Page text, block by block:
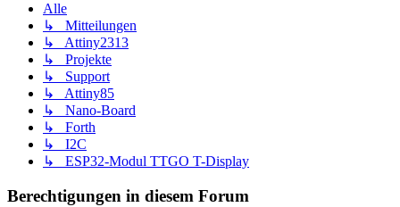
Alle
↳ Mitteilungen
↳ Attiny2313
↳ Projekte
↳ Support
↳ Attiny85
↳ Nano-Board
↳ Forth
↳ I2C
↳ ESP32-Modul TTGO T-Display
Berechtigungen in diesem Forum